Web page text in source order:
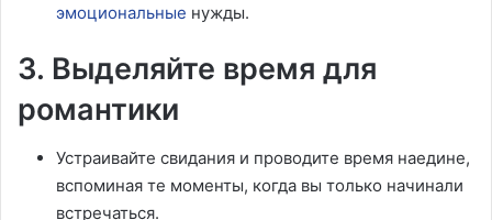
эмоциональные нужды.
3. Выделяйте время для
романтики
Устраивайте свидания и проводите время наедине,
вспоминая те моменты, когда вы только начинали
встречаться.